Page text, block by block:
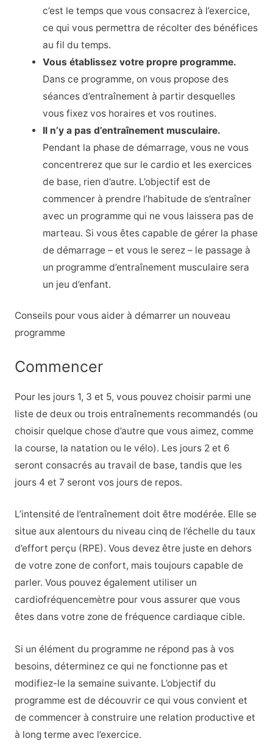
c’est le temps que vous consacrez à l’exercice,
ce qui vous permettra de récolter des bénéfices
au fil du temps.
Vous établissez votre propre programme.
Dans ce programme, on vous propose des
séances d’entraînement à partir desquelles
vous fixez vos horaires et vos routines.
Il n’y a pas d’entraînement musculaire.
Pendant la phase de démarrage, vous ne vous
concentrerez que sur le cardio et les exercices
de base, rien d’autre. L’objectif est de
commencer à prendre l’habitude de s’entraîner
avec un programme qui ne vous laissera pas de
marteau. Si vous êtes capable de gérer la phase
de démarrage – et vous le serez – le passage à
un programme d’entraînement musculaire sera
un jeu d’enfant.
Conseils pour vous aider à démarrer un nouveau
programme
Commencer
Pour les jours 1, 3 et 5, vous pouvez choisir parmi une
liste de deux ou trois entraînements recommandés (ou
choisir quelque chose d’autre que vous aimez, comme
la course, la natation ou le vélo). Les jours 2 et 6
seront consacrés au travail de base, tandis que les
jours 4 et 7 seront vos jours de repos.
L’intensité de l’entraînement doit être modérée. Elle se
situe aux alentours du niveau cinq de l’échelle du taux
d’effort perçu (RPE). Vous devez être juste en dehors
de votre zone de confort, mais toujours capable de
parler. Vous pouvez également utiliser un
cardiofréquencemètre pour vous assurer que vous
êtes dans votre zone de fréquence cardiaque cible.
Si un élément du programme ne répond pas à vos
besoins, déterminez ce qui ne fonctionne pas et
modifiez-le la semaine suivante. L’objectif du
programme est de découvrir ce qui vous convient et
de commencer à construire une relation productive et
à long terme avec l’exercice.